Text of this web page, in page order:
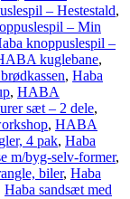
– Hestestald,
– Min
knoppuslespil –
kuglebane,
, Haba
, HABA
sæt – 2 dele,
, HABA
4 pak, Haba
m/byg-selv-former,
biler, Haba
Haba sandsæt med